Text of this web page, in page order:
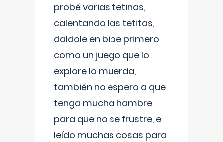
probé varias tetinas,
calentando las tetitas,
daldole en bibe primero
como un juego que lo
explore lo muerda,
también no espero a que
tenga mucha hambre
para que no se frustre, e
leído muchas cosas para